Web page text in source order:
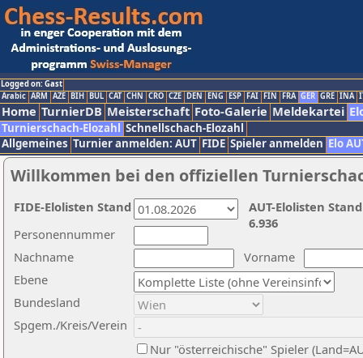
Logged on: Gast
Arabic ARM AZE BIH BUL CAT CHN CRO CZE DEN ENG ESP FAI FIN FRA GER GRE INA
Home TurnierDB Meisterschaft Foto-Galerie Meldekartei
Turnierschach-Elozahl Schnellschach-Elozahl
Allgemeines Turnier anmelden: AUT FIDE Spieler anmelden Elo
Willkommen bei den offiziellen
Nachname
Vorname
Ebene
Personennummer
Bundesland
Spgem./Kreis/Verein
Nur "österreichische" Spieler
AUT-Elolisten
6.936
FIDE-Elolisten Stand